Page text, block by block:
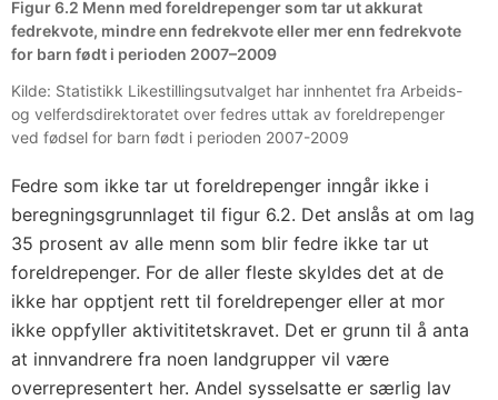
Figur 6.2 Menn med foreldrepenger som tar ut akkurat
fedrekvote, mindre enn fedrekvote eller mer enn fedrekvote
for barn født i perioden 2007–2009
Kilde: Statistikk Likestillingsutvalget har innhentet fra Arbeids-
og velferdsdirektoratet over fedres uttak av foreldrepenger
ved fødsel for barn født i perioden 2007-2009
Fedre som ikke tar ut foreldrepenger inngår ikke i
beregningsgrunnlaget til figur 6.2. Det anslås at om lag
35 prosent av alle menn som blir fedre ikke tar ut
foreldrepenger. For de aller fleste skyldes det at de
ikke har opptjent rett til foreldrepenger eller at mor
ikke oppfyller aktivititetskravet. Det er grunn til å anta
at innvandrere fra noen landgrupper vil være
overrepresentert her. Andel sysselsatte er særlig lav